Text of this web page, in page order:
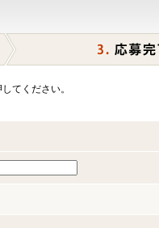
てください。